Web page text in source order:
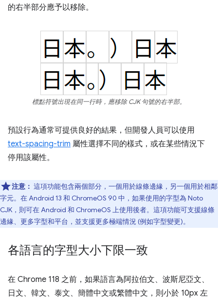
的右半部分應予以移除。
標點符號出現在同一行時，應移除 CJK 句號的右半部。
預設行為通常可提供良好的結果，但開發人員可以使用
text-spacing-trim 屬性選擇不同的樣式，或在某些情況下
停用該屬性。
注意： 這項功能包含兩個部分，一個用於線條邊緣，另一個用於相鄰
字元。在 Android 13 和 ChromeOS 90 中，如果使用的字型為 Noto
CJK，則可在 Android 和 ChromeOS 上使用後者。這項功能可支援線條
邊緣、更多字型和平台，並支援更多極端情況 (例如字型變更)。
各語言的字型大小下限一致
在 Chrome 118 之前，如果語言為阿拉伯文、波斯尼亞文、
日文、韓文、泰文、簡體中文或繁體中文，則小於 10px 左